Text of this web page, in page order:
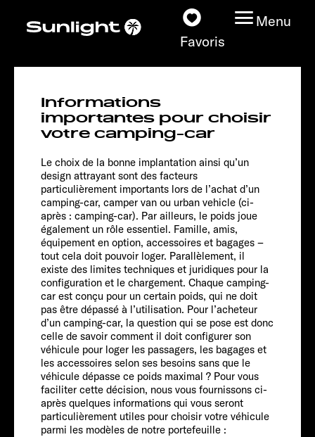
Favoris
Menu
Nos modèles
Configurateur
Recherchez votre
Sunlight
Nos concessionnaires
Découvrir
Service
Informations
importantes pour choisir
votre camping-car
Le choix de la bonne implantation ainsi qu’un
design attrayant sont des facteurs
particulièrement importants lors de l’achat d’un
camping-car, camper van ou urban vehicle (ci-
après : camping-car). Par ailleurs, le poids joue
également un rôle essentiel. Famille, amis,
équipement en option, accessoires et bagages –
tout cela doit pouvoir loger. Parallèlement, il
existe des limites techniques et juridiques pour la
configuration et le chargement. Chaque camping-
car est conçu pour un certain poids, qui ne doit
pas être dépassé à l’utilisation. Pour l’acheteur
d’un camping-car, la question qui se pose est donc
celle de savoir comment il doit configurer son
véhicule pour loger les passagers, les bagages et
les accessoires selon ses besoins sans que le
véhicule dépasse ce poids maximal ? Pour vous
faciliter cette décision, nous vous fournissons ci-
après quelques informations qui vous seront
particulièrement utiles pour choisir votre véhicule
parmi les modèles de notre portefeuille :
CLIFF 540
Chassis